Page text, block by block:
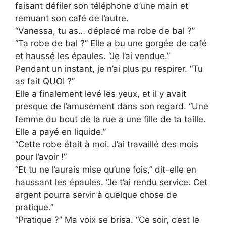
faisant défiler son téléphone d’une main et
remuant son café de l’autre.
“Vanessa, tu as… déplacé ma robe de bal ?”
“Ta robe de bal ?” Elle a bu une gorgée de café
et haussé les épaules. “Je l’ai vendue.”
Pendant un instant, je n’ai plus pu respirer. “Tu
as fait QUOI ?”
Elle a finalement levé les yeux, et il y avait
presque de l’amusement dans son regard. “Une
femme du bout de la rue a une fille de ta taille.
Elle a payé en liquide.”
“Cette robe était à moi. J’ai travaillé des mois
pour l’avoir !”
“Et tu ne l’aurais mise qu’une fois,” dit-elle en
haussant les épaules. “Je t’ai rendu service. Cet
argent pourra servir à quelque chose de
pratique.”
“Pratique ?” Ma voix se brisa. “Ce soir, c’est le